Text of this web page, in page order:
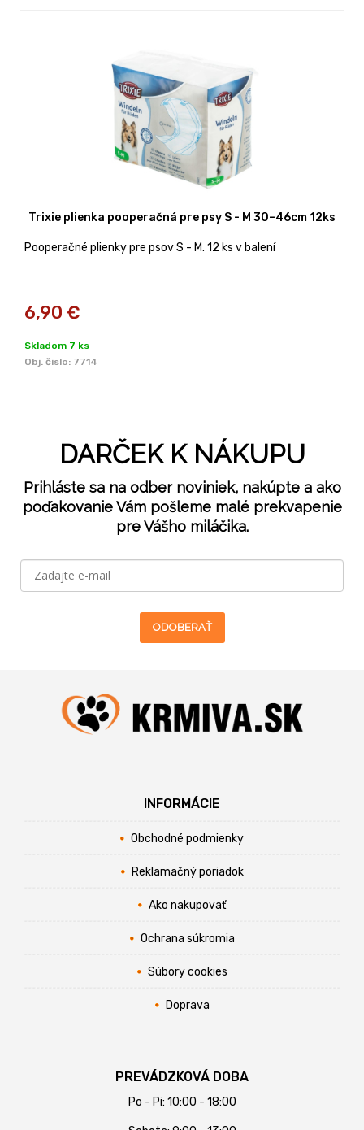
Trixie plienka pooperačná pre psy S - M 30–46cm 12ks
Pooperačné plienky pre psov S - M. 12 ks v balení
6,90 €
Skladom 7 ks
Obj. čislo: 7714
DARČEK K NÁKUPU
Prihláste sa na odber noviniek, nakúpte a ako
poďakovanie Vám pošleme malé prekvapenie
pre Vášho miláčika.
ODOBERAŤ
INFORMÁCIE
Obchodné podmienky
Reklamačný poriadok
Ako nakupovať
Ochrana súkromia
Súbory cookies
Doprava
PREVÁDZKOVÁ DOBA
Po - Pi: 10:00 - 18:00